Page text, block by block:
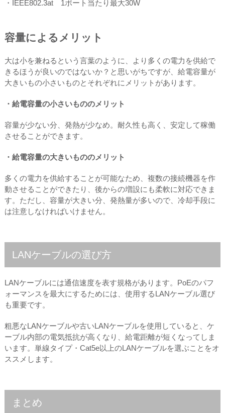
・IEEE802.3at 1ポート当たり最大30W
容量によるメリット
大は小を兼ねるという言葉のように、より多くの電力を供給で
きるほうが良いのではないか？と思いがちですが、給電容量が
大きいもの小さいものとそれぞれにメリットがあります。
・給電容量の小さいもののメリット
容量が少ない分、発熱が少なめ。耐久性も高く、安定して稼働
させることができます。
・給電容量の大きいもののメリット
多くの電力を供給することが可能なため、複数の接続機器を作
動させることができたり、後からの増設にも柔軟に対応できま
す。ただし、容量が大きい分、発熱量が多いので、冷却手段に
は注意しなければいけません。
LANケーブルの選び方
LANケーブルには通信速度を表す規格があります。PoEのパフ
ォーマンスを最大にするためには、使用するLANケーブル選び
も重要です。
粗悪なLANケーブルや古いLANケーブルを使用していると、ケ
ーブル内部の電気抵抗が高くなり、給電距離が短くなってしま
います。単線タイプ・Cat5e以上のLANケーブルを選ぶことをオ
ススメします。
まとめ